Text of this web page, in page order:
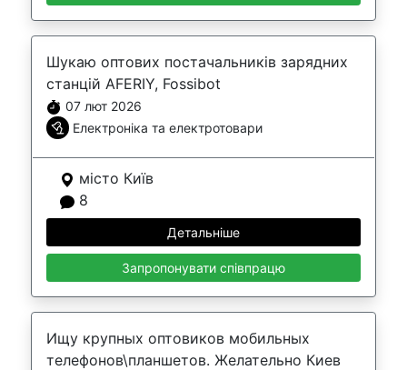
Шукаю оптових постачальників зарядних
станцій AFERIY, Fossibot
07 лют 2026
Електроніка та електротовари
місто Київ
8
Детальніше
Запропонувати співпрацю
Ищу крупных оптовиков мобильных
телефонов\планшетов. Желательно Киев